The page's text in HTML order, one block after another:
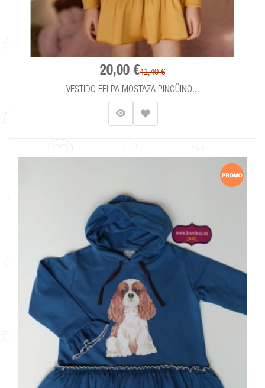
20,00 €41,40 €
VESTIDO FELPA MOSTAZA PINGÜINO...